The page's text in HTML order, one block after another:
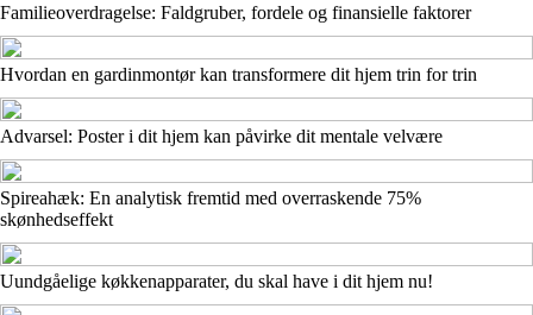
Familieoverdragelse: Faldgruber, fordele og finansielle faktorer
Hvordan en gardinmontør kan transformere dit hjem trin for trin
Advarsel: Poster i dit hjem kan påvirke dit mentale velvære
Spireahæk: En analytisk fremtid med overraskende 75%
skønhedseffekt
Uundgåelige køkkenapparater, du skal have i dit hjem nu!